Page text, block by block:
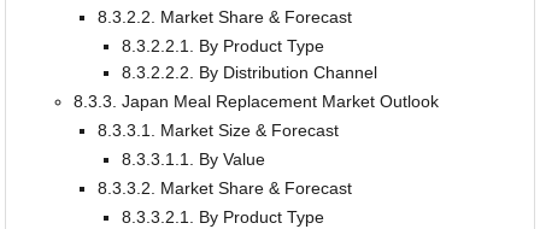
8.3.2.2. Market Share & Forecast
8.3.2.2.1. By Product Type
8.3.2.2.2. By Distribution Channel
8.3.3. Japan Meal Replacement Market Outlook
8.3.3.1. Market Size & Forecast
8.3.3.1.1. By Value
8.3.3.2. Market Share & Forecast
8.3.3.2.1. By Product Type